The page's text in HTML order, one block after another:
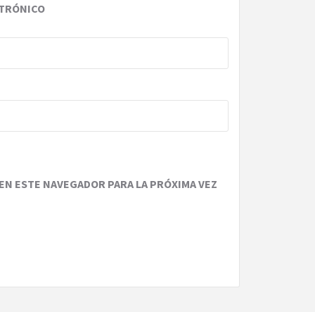
ESTE NAVEGADOR PARA LA PRÓXIMA VEZ